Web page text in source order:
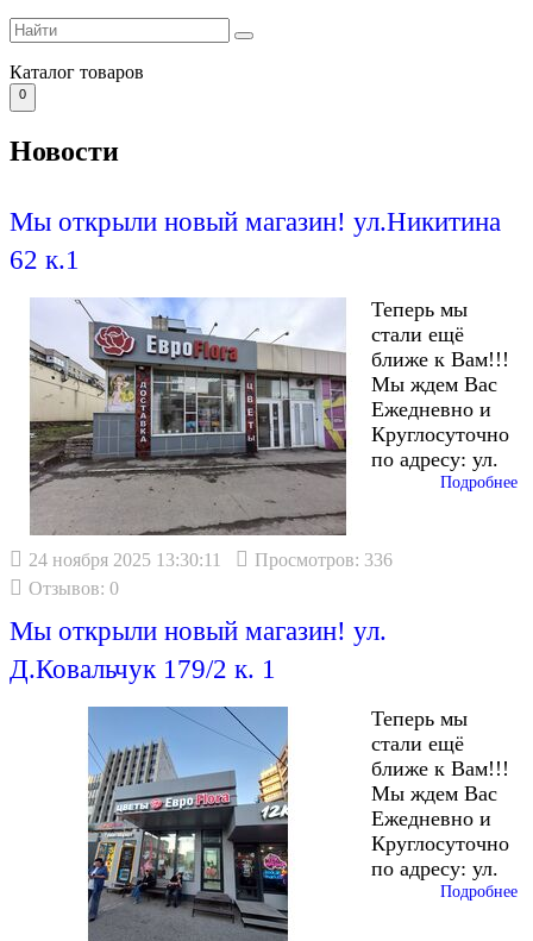
Каталог товаров
0
Новости
Мы открыли новый магазин! ул.Никитина
62 к.1
Теперь мы
стали ещё
ближе к Вам!!!
Мы ждем Вас
Ежедневно и
Круглосуточно
по адресу: ул.
Подробнее
24 ноября 2025 13:30:11
Просмотров: 336
Отзывов: 0
Мы открыли новый магазин! ул.
Д.Ковальчук 179/2 к. 1
Теперь мы
стали ещё
ближе к Вам!!!
Мы ждем Вас
Ежедневно и
Круглосуточно
по адресу: ул.
Подробнее